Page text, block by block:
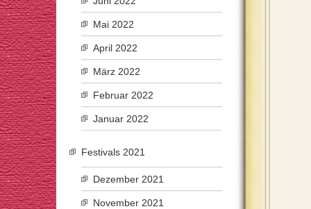
Mai 2022
April 2022
März 2022
Februar 2022
Januar 2022
Festivals 2021
Dezember 2021
November 2021